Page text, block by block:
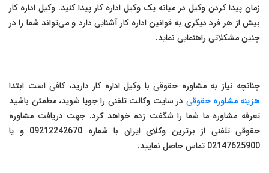
زمان پیدا کردن وکیل در میانه یک وکیل اداره کار پیدا کنید. وکیل اداره کار
بیش از هر فرد دیگری به قوانین اداره کار آشنایی دارد و می‌تواند شما را در
چنین مشکلاتی راهنمایی نماید.
چنانچه نیاز به مشاوره حقوقی با وکیل اداره کار دارید، کافی است ابتدا
هزینه مشاوره حقوقی در سایت وکالت تلفنی را جویا شوید، مطمئن باشید
تعرفه مشاوره ما شما را شگفت زده خواهد کرد. جهت دریافت مشاوره
حقوقی تلفنی از برترین وکلای ایران با شماره 09212242670 و یا
02147625900 تماس حاصل نمایید.